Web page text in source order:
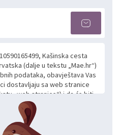
Kašinska cesta
(dalje u tekstu „Mae.hr“)
podataka, obavještava Vas
dostavljaju sa web stranice
„web stranice“) i da će biti
ove Izjave smatra se da
privolu za prikupljanje i daljnju
koje ustupate Mae.hr
u svrhu odgovora i daljnje